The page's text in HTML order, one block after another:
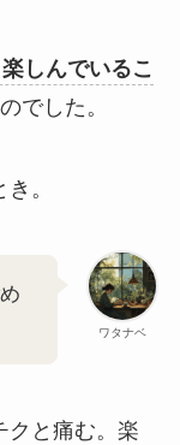
しんでいるこ
でした。
。
ワタナベ
クと痛む。楽